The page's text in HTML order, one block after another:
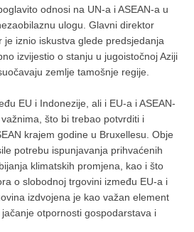
odnosi na UN-a i ASEAN-a u
ulogu. Glavni direktor
je iznio iskustva glede predsjedanja
izvijestio o stanju u jugoistočnoj Aziji
zemlje tamošnje regije.
EU i Indonezije, ali i EU-a i ASEAN-
što bi trebao potvrditi i
krajem godine u Bruxellesu. Obje
potrebu ispunjavanja prihvaćenih
klimatskih promjena, kao i što
o slobodnoj trgovini između EU-a i
izdvojena je kao važan element
otpornosti gospodarstava i